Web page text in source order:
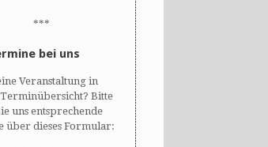
***
bei uns
Veranstaltung in
Bitte
uns entsprechende
über dieses Formular: